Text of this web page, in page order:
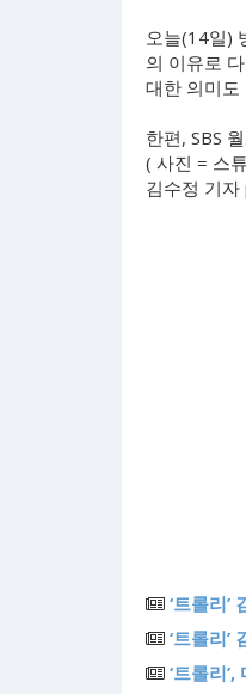
오늘(14일)
의 이유로
대한 의미도
한편, SBS
( 사진 = 스
김수정 기자
‘트롤리
‘트롤리
‘트롤리